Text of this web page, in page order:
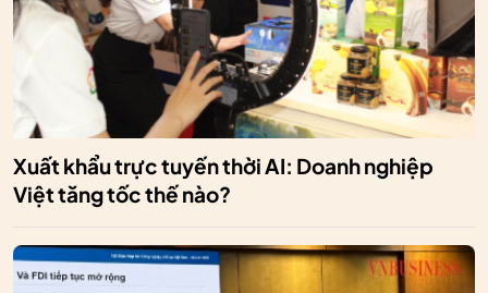
Xuất khẩu trực tuyến thời AI: Doanh nghiệp
Việt tăng tốc thế nào?